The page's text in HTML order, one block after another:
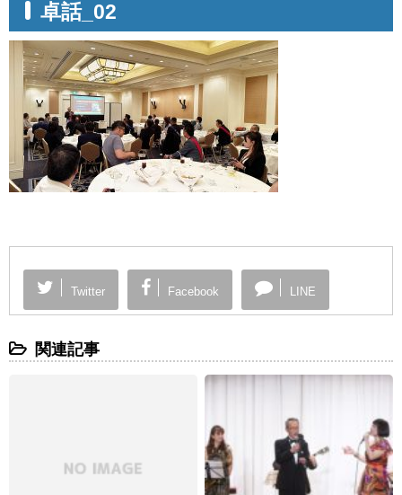
卓話_02
Twitter Facebook LINE
関連記事